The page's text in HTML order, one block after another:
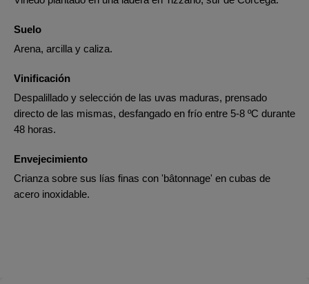
Suelo
Arena, arcilla y caliza.
Vinificación
Despalillado y selección de las uvas maduras, prensado
directo de las mismas, desfangado en frío entre 5-8 ºC durante
48 horas.
Envejecimiento
Crianza sobre sus lías finas con 'bâtonnage' en cubas de
acero inoxidable.